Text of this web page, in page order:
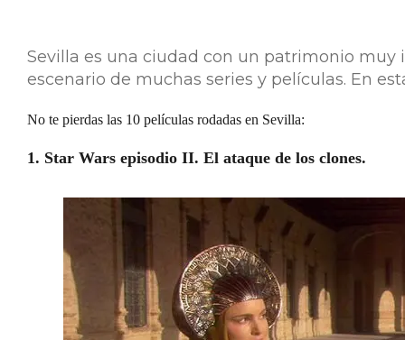
Sevilla es una ciudad con un patrimonio
escenario de muchas series y películas. En
No te pierdas las 10 películas rodadas en Sevilla:
1. Star Wars episodio II. El ataque de los clones.